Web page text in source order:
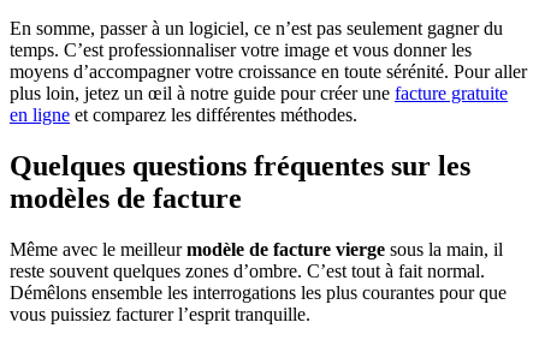
En somme, passer à un logiciel, ce n’est pas seulement gagner du
temps. C’est professionnaliser votre image et vous donner les
moyens d’accompagner votre croissance en toute sérénité. Pour aller
plus loin, jetez un œil à notre guide pour créer une facture gratuite
en ligne et comparez les différentes méthodes.
Quelques questions fréquentes sur les
modèles de facture
Même avec le meilleurmodèle de facture vierge sous la main, il
reste souvent quelques zones d’ombre. C’est tout à fait normal.
Démêlons ensemble les interrogations les plus courantes pour que
vous puissiez facturer l’esprit tranquille.